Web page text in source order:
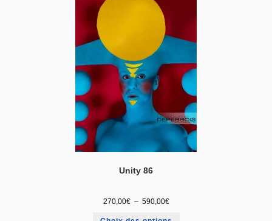
Unity 86
270,00€ – 590,00€